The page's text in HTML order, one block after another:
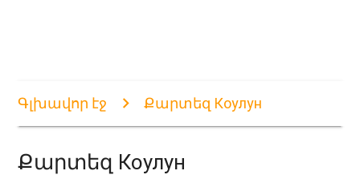
Գլխավոր էջ Քարտեզ Коулун
Քարտեզ Коулун